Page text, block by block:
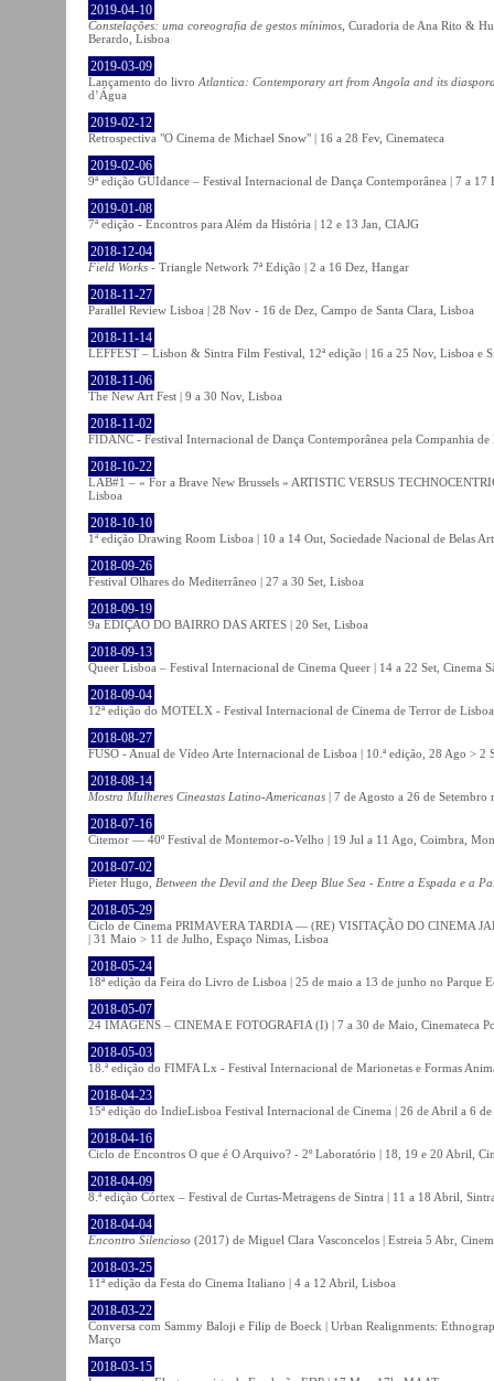
2019-04-10
Constelações: uma coreografia de gestos mínimos , Curadoria de Ana Rito &
Berardo, Lisboa
2019-03-09
Lançamento do livro Atlantica: Contemporary art from Angola and its
d’Água
2019-02-12
Retrospectiva "O Cinema de Michael Snow" | 16 a 28 Fev, Cinemateca
2019-02-06
9ª edição GUIdance – Festival Internacional de Dança Contemporânea | 7 a 17
2019-01-08
7ª edição - Encontros para Além da História | 12 e 13 Jan, CIAJG
2018-12-04
Field Works - Triangle Network 7ª Edição | 2 a 16 Dez, Hangar
2018-11-27
Parallel Review Lisboa | 28 Nov - 16 de Dez, Campo de Santa Clara, Lisboa
2018-11-14
LEFFEST – Lisbon & Sintra Film Festival, 12ª edição | 16 a 25 Nov, Lisboa e
2018-11-06
The New Art Fest | 9 a 30 Nov, Lisboa
2018-11-02
FIDANC - Festival Internacional de Dança Contemporânea pela Companhia
2018-10-22
LAB#1 – « For a Brave New Brussels » ARTISTIC VERSUS
Lisboa
2018-10-10
1ª edição Drawing Room Lisboa | 10 a 14 Out, Sociedade Nacional de Belas
2018-09-26
Festival Olhares do Mediterrâneo | 27 a 30 Set, Lisboa
2018-09-19
9a EDIÇÃO DO BAIRRO DAS ARTES | 20 Set, Lisboa
2018-09-13
Queer Lisboa – Festival Internacional de Cinema Queer | 14 a 22 Set, Cinema
2018-09-04
12ª edição do MOTELX - Festival Internacional de Cinema de Terror de
2018-08-27
FUSO - Anual de Vídeo Arte Internacional de Lisboa | 10.ª edição, 28 Ago > 2
2018-08-14
Mostra Mulheres Cineastas Latino-Americanas | 7 de Agosto a 26 de Setembro
2018-07-16
Citemor — 40º Festival de Montemor-o-Velho | 19 Jul a 11 Ago, Coimbra,
2018-07-02
Pieter Hugo, Between the Devil and the Deep Blue Sea - Entre a Espada e a
2018-05-29
Ciclo de Cinema PRIMAVERA TARDIA — (RE) VISITAÇÃO DO CINEMA
| 31 Maio > 11 de Julho, Espaço Nimas, Lisboa
2018-05-24
18ª edição da Feira do Livro de Lisboa | 25 de maio a 13 de junho no Parque
2018-05-07
24 IMAGENS – CINEMA E FOTOGRAFIA (I) | 7 a 30 de Maio, Cinemateca
2018-05-03
18.ª edição do FIMFA Lx - Festival Internacional de Marionetas e Formas
2018-04-23
15ª edição do IndieLisboa Festival Internacional de Cinema | 26 de Abril a 6
2018-04-16
Ciclo de Encontros O que é O Arquivo? - 2º Laboratório | 18, 19 e 20 Abril,
2018-04-09
8.ª edição Córtex – Festival de Curtas-Metragens de Sintra | 11 a 18 Abril,
2018-04-04
Encontro Silencioso (2017) de Miguel Clara Vasconcelos | Estreia 5 Abr,
2018-03-25
11ª edição da Festa do Cinema Italiano | 4 a 12 Abril, Lisboa
2018-03-22
Conversa com Sammy Baloji e Filip de Boeck | Urban Realignments:
Março
2018-03-15